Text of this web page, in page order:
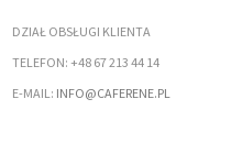
DZIAŁ OBSŁUGI KLIENTA
TELEFON: +48 67 213 44 14
E-MAIL: INFO@CAFERENE.PL